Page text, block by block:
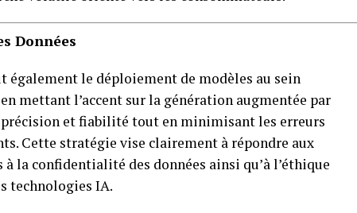
Données
également le déploiement de modèles au sein
mettant l’accent sur la génération augmentée par
précision et fiabilité tout en minimisant les erreurs
Cette stratégie vise clairement à répondre aux
la confidentialité des données ainsi qu’à l’éthique
technologies IA.